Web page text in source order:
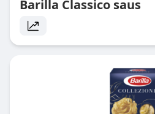
Barilla Classico saus